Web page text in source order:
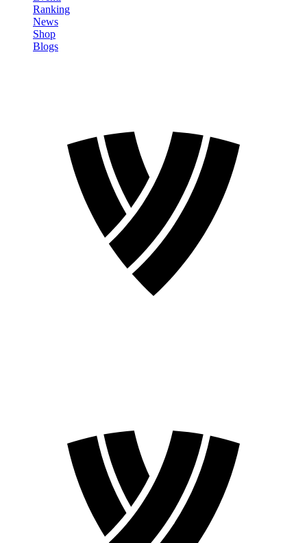
Ranking
News
Shop
Blogs